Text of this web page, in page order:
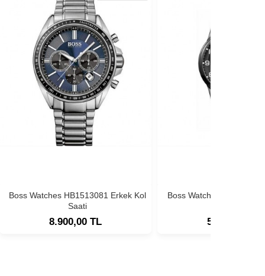
Boss Watches HB1513081 Erkek Kol
Saati
8.900,00 TL
Boss Watches
5.900,00 TL